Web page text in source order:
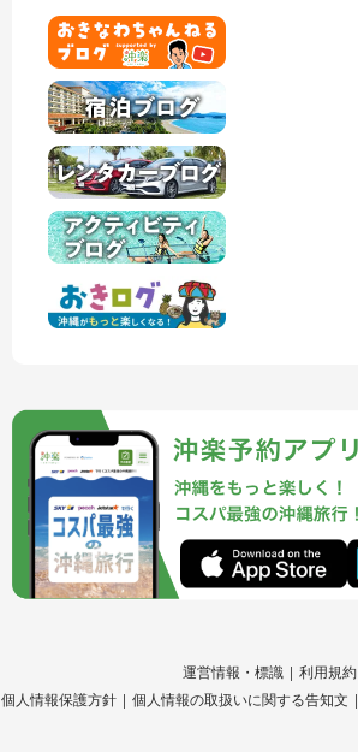
運営情報・標識
利用規約
個人情報保護方針
個人情報の取扱いに関する告知文